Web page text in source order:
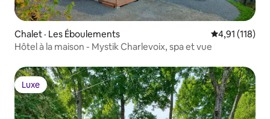
Chalet · Les Éboulements Note
4,91 (118)
Hôtel à la maison - Mystik Charlevoix, spa et vue
Luxe
Luxe